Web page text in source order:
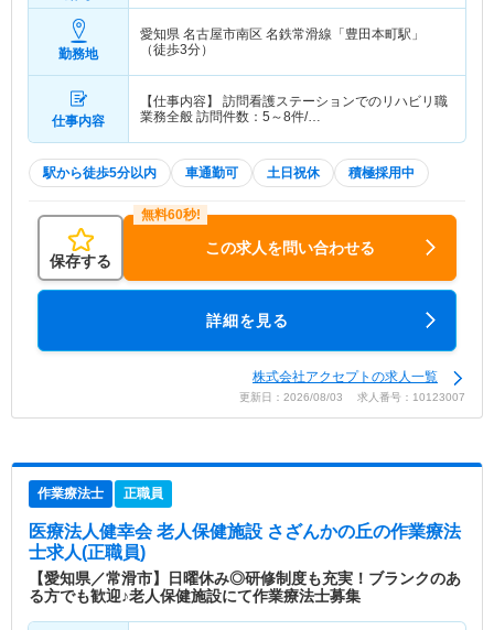
勤務地
愛知県 名古屋市南区 名鉄常滑線「豊田本町駅」
（徒歩3分）
仕事内容
【仕事内容】 訪問看護ステーションでのリハビリ職
業務全般 訪問件数：5～8件/…
駅から徒歩5分以内 車通勤可 土日祝休 積極採用中
保存する
この求人を問い合わせる
詳細を見る
株式会社アクセプトの求人一覧
更新日：2026/08/03 求人番号：10123007
作業療法士 正職員
医療法人健幸会 老人保健施設 さざんかの丘の作業療法
士求人(正職員)
【愛知県／常滑市】日曜休み◎研修制度も充実！ブランクのあ
る方でも歓迎♪老人保健施設にて作業療法士募集